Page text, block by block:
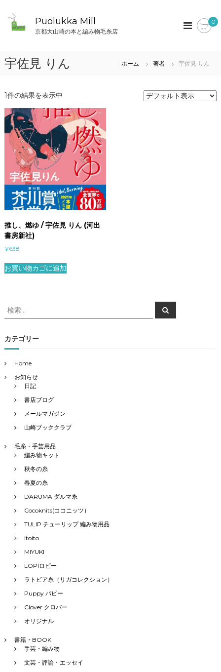
へ
ス
プ
Puolukka Mill
京都大山崎の本と編み物毛糸店
0
宇佐見 りん ホーム 著者 宇佐見 りん
1件の結果を表示中
推し、燃ゆ / 宇佐見 りん (河出
書房新社)
¥638
お買い物カゴに追加
検
索
象
:
検
索
カテゴリー
Home
お知らせ
日記
書店ブログ
メールマガジン
山崎ブッククラブ
毛糸・手芸用品
編み物キット
秋冬の糸
春夏の糸
DARUMA ダルマ糸
Cocoknits(ココニッツ）
TULIP チューリップ 編み物用品
itoito
MIYUKI
LOPIロピー
ラトビア糸（リガコレクション）
Puppy パピー
Clover クロバー
オリジナル
書籍・BOOK
手芸・編み物
文芸・評論・エッセイ